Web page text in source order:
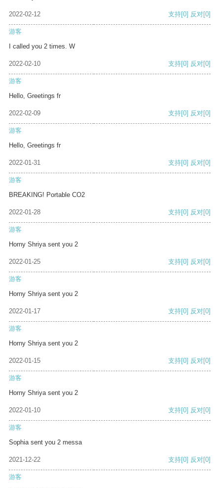
2022-02-12 支持[0] 反对[0]
游客
I called you 2 times. W
2022-02-10 支持[0] 反对[0]
游客
Hello, Greetings fr
2022-02-09 支持[0] 反对[0]
游客
Hello, Greetings fr
2022-01-31 支持[0] 反对[0]
游客
BREAKING! Portable CO2
2022-01-28 支持[0] 反对[0]
游客
Horny Shriya sent you 2
2022-01-25 支持[0] 反对[0]
游客
Horny Shriya sent you 2
2022-01-17 支持[0] 反对[0]
游客
Horny Shriya sent you 2
2022-01-15 支持[0] 反对[0]
游客
Horny Shriya sent you 2
2022-01-10 支持[0] 反对[0]
游客
Sophia sent you 2 messa
2021-12-22 支持[0] 反对[0]
游客